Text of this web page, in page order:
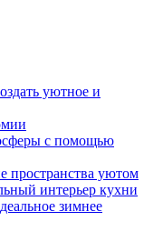
уютное и
с помощью
пространства уютом
интерьер кухни
зимнее